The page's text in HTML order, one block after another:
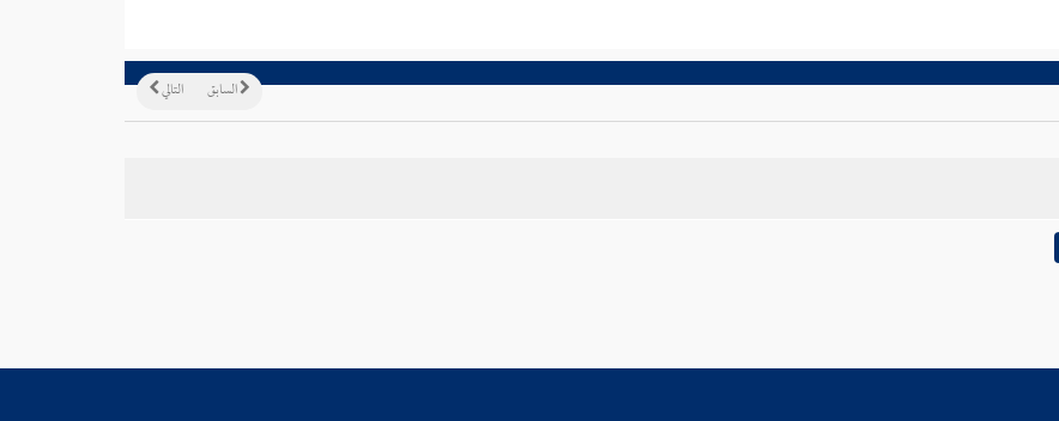
التالي السابق